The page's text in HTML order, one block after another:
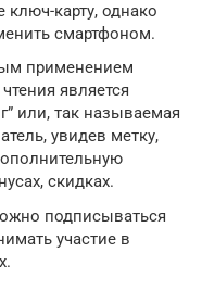
карту, однако
смартфоном.
применением
является
или, так называемая
увидев метку,
скидках.
подписываться
участие в